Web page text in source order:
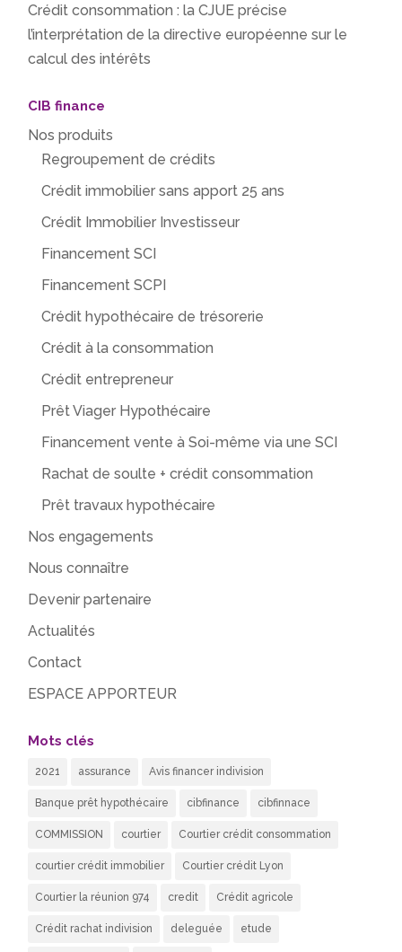
Crédit consommation : la CJUE précise
l’interprétation de la directive européenne sur le
calcul des intérêts
CIB finance
Nos produits
Regroupement de crédits
Crédit immobilier sans apport 25 ans
Crédit Immobilier Investisseur
Financement SCI
Financement SCPI
Crédit hypothécaire de trésorerie
Crédit à la consommation
Crédit entrepreneur
Prêt Viager Hypothécaire
Financement vente à Soi-même via une SCI
Rachat de soulte + crédit consommation
Prêt travaux hypothécaire
Nos engagements
Nous connaître
Devenir partenaire
Actualités
Contact
ESPACE APPORTEUR
Mots clés
2021 assurance Avis financer indivision
Banque prêt hypothécaire cibfinance cibfinnace
COMMISSION courtier Courtier crédit consommation
courtier crédit immobilier Courtier crédit Lyon
Courtier la réunion 974 credit Crédit agricole
Crédit rachat indivision deleguée etude